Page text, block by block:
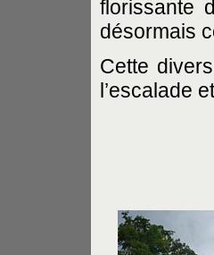
florissante
désormais
Cette
l’escalade